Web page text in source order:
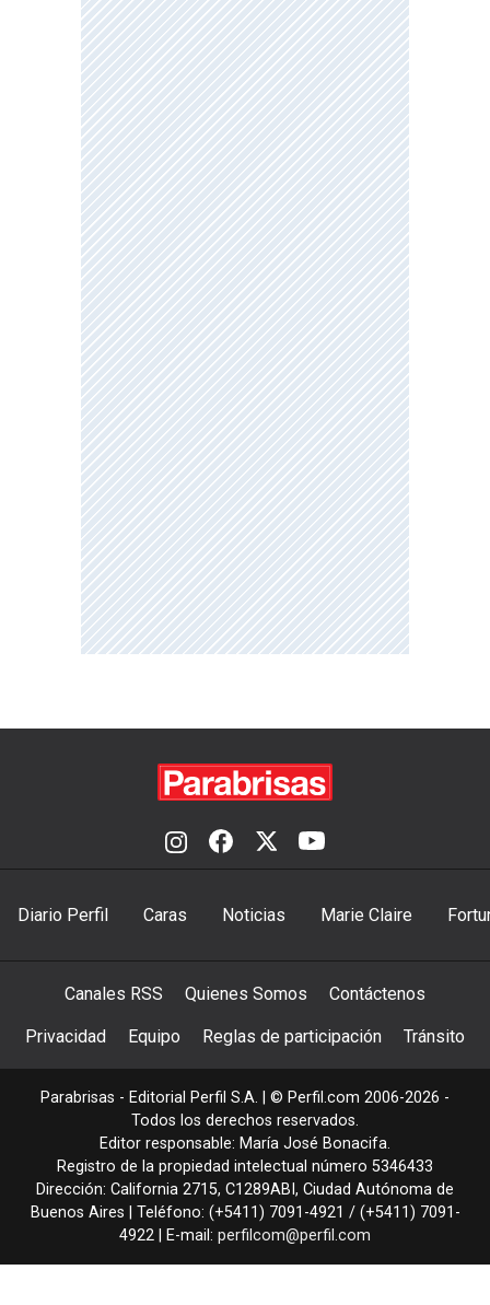
Diario Perfil Caras Noticias Marie Claire
Canales RSS Quienes Somos Contáctenos
Privacidad Equipo Reglas de participación Tránsito
Parabrisas - Editorial Perfil S.A. | © Perfil.com 2006-2026 -
Todos los derechos reservados.
Editor responsable: María José Bonacifa.
Registro de la propiedad intelectual número 5346433
Dirección: California 2715, C1289ABI , Ciudad Autónoma de
Buenos Aires | Teléfono: (+5411) 7091-4921 / (+5411) 7091-
4922 | E-mail: perfilcom@perfil.com